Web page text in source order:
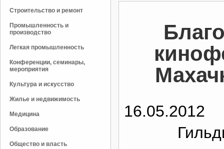
Строительство и ремонт
Промышленность и
производство
Легкая промышленность
Конференции, семинары,
мероприятия
Культура и искусство
Жилье и недвижимость
Медицина
Образование
Общество и власть
16.05.2012